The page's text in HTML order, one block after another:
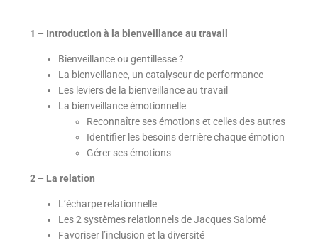
1 – Introduction à la bienveillance au travail
Bienveillance ou gentillesse ?
La bienveillance, un catalyseur de performance
Les leviers de la bienveillance au travail
La bienveillance émotionnelle
Reconnaître ses émotions et celles des autres
Identifier les besoins derrière chaque émotion
Gérer ses émotions
2 – La relation
L’écharpe relationnelle
Les 2 systèmes relationnels de Jacques Salomé
Favoriser l’inclusion et la diversité